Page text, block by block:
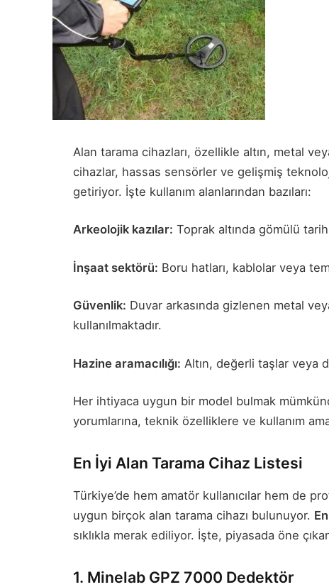
Alan tarama cihazları, özellikle altın, metal
cihazlar, hassas sensörler ve gelişmiş
getiriyor. İşte kullanım alanlarından bazıları:
Arkeolojik kazılar: Toprak altında gömülü
İnşaat sektörü: Boru hatları, kablolar veya
Güvenlik: Duvar arkasında gizlenen metal
kullanılmaktadır.
Hazine aramacılığı: Altın, değerli taşlar veya
Her ihtiyaca uygun bir model bulmak
yorumlarına, teknik özelliklere ve kullanım
En İyi Alan Tarama Cihaz Listesi
Türkiye’de hem amatör kullanıcılar hem de
uygun birçok alan tarama cihazı bulunuyor.
sıklıkla merak ediliyor. İşte, piyasada öne
1. Minelab GPZ 7000 Dedektör